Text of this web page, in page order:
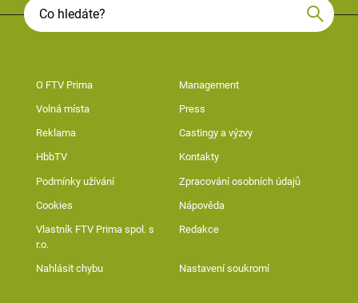
O FTV Prima Management
Volná místa Press
Reklama Castingy a výzvy
HbbTV Kontakty
Podmínky užívání Zpracování osobních údajů
Cookies Nápověda
Vlastník FTV Prima spol. s
r.o.
Redakce
Nahlásit chybu Nastavení soukromí